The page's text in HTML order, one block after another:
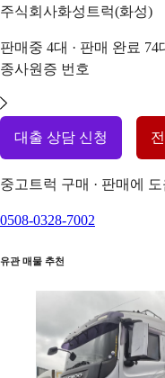
주식회사화성트럭(화성)
판매중 4대 · 판매 완료 74
종사원증 번호
대출 상담 신청
중고트럭 구매 · 판매에
0508-0328-7002
유관 매물 추천